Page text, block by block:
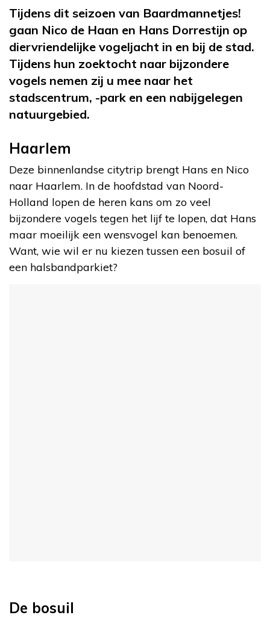
Tijdens dit seizoen van Baardmannetjes!
gaan Nico de Haan en Hans Dorrestijn op
diervriendelijke vogeljacht in en bij de stad.
Tijdens hun zoektocht naar bijzondere
vogels nemen zij u mee naar het
stadscentrum, -park en een nabijgelegen
natuurgebied.
Haarlem
Deze binnenlandse citytrip brengt Hans en Nico
naar Haarlem. In de hoofdstad van Noord-
Holland lopen de heren kans om zo veel
bijzondere vogels tegen het lijf te lopen, dat Hans
maar moeilijk een wensvogel kan benoemen.
Want, wie wil er nu kiezen tussen een bosuil of
een halsbandparkiet?
De bosuil